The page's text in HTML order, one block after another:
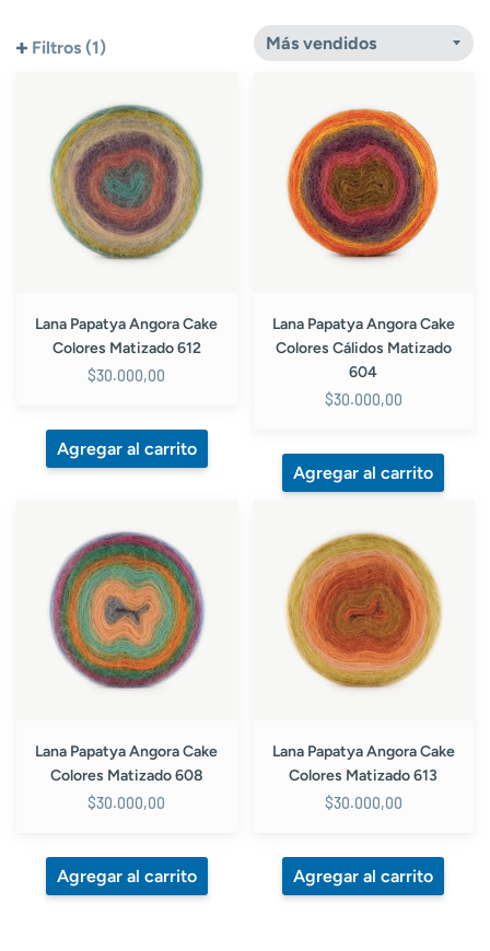
Filtros (1)
Colores
Matizado
Lana Papatya Angora Cake
Colores Matizado 612
$30.000,00
Colores
Cálidos
Matizado
Lana Papatya Angora Cake
Colores Cálidos Matizado
604
$30.000,00
Angora
Colores
Matizado
Lana Papatya Angora Cake
Colores Matizado 608
$30.000,00
Angora
Colores
Matizado
Lana Papatya Angora Cake
Colores Matizado 613
$30.000,00